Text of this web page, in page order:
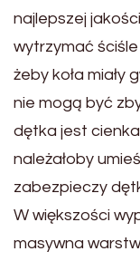
najlepszej
wytrzymać
żeby koła miały
nie mogą być
dętka jest
należałoby
zabezpieczy
W większości
masywna